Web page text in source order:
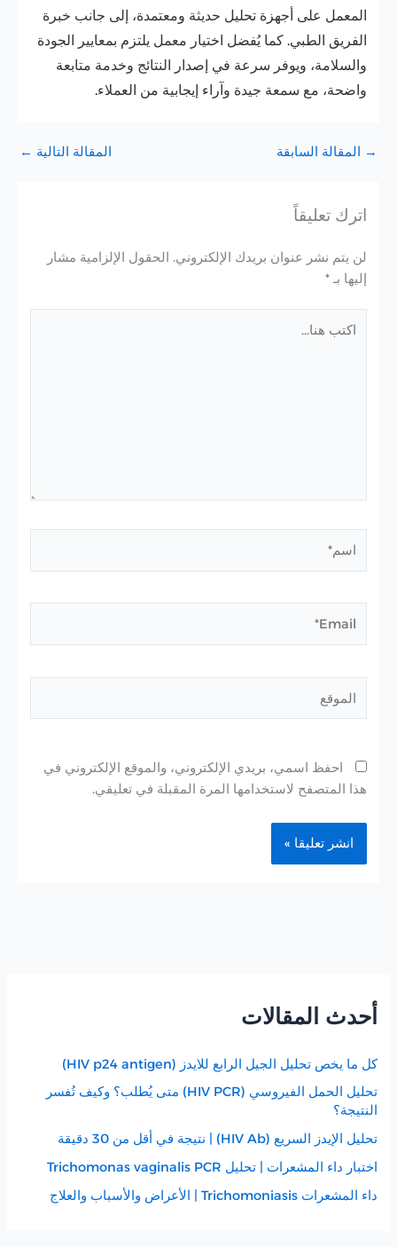
المعمل على أجهزة تحليل حديثة ومعتمدة، إلى جانب خبرة
الفريق الطبي. كما يُفضل اختيار معمل يلتزم بمعايير الجودة
والسلامة، ويوفر سرعة في إصدار النتائج وخدمة متابعة
واضحة، مع سمعة جيدة وآراء إيجابية من العملاء.
→ المقالة السابقة المقالة التالية ←
اترك تعليقاً
لن يتم نشر عنوان بريدك الإلكتروني. الحقول الإلزامية مشار
إليها بـ*
هنا...
احفظ اسمي، بريدي الإلكتروني، والموقع الإلكتروني في
هذا المتصفح لاستخدامها المرة المقبلة في تعليقي.
أحدث المقالات
كل ما يخص تحليل الجيل الرابع للايدز (HIV p24 antigen)
تحليل الحمل الفيروسي (HIV PCR) متى يُطلب؟ وكيف تُفسر
النتيجة؟
تحليل الإيدز السريع (HIV Ab) | نتيجة في أقل من 30 دقيقة
اختبار داء المشعرات | تحليل Trichomonas vaginalis PCR
داء المشعرات Trichomoniasis | الأعراض والأسباب والعلاج